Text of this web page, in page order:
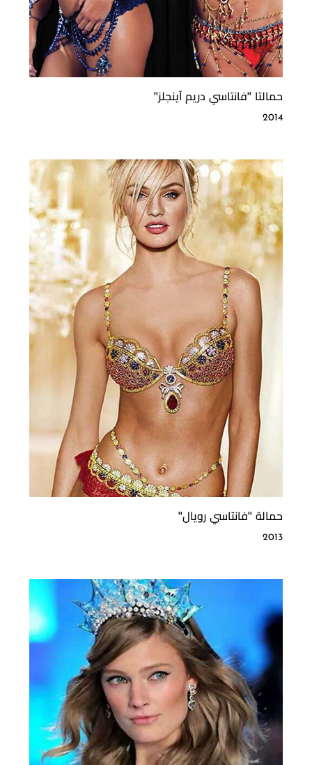
حمالتا ''فانتاسي دريم آينجلز''
2014
حمالة ''فانتاسي رويال''
2013